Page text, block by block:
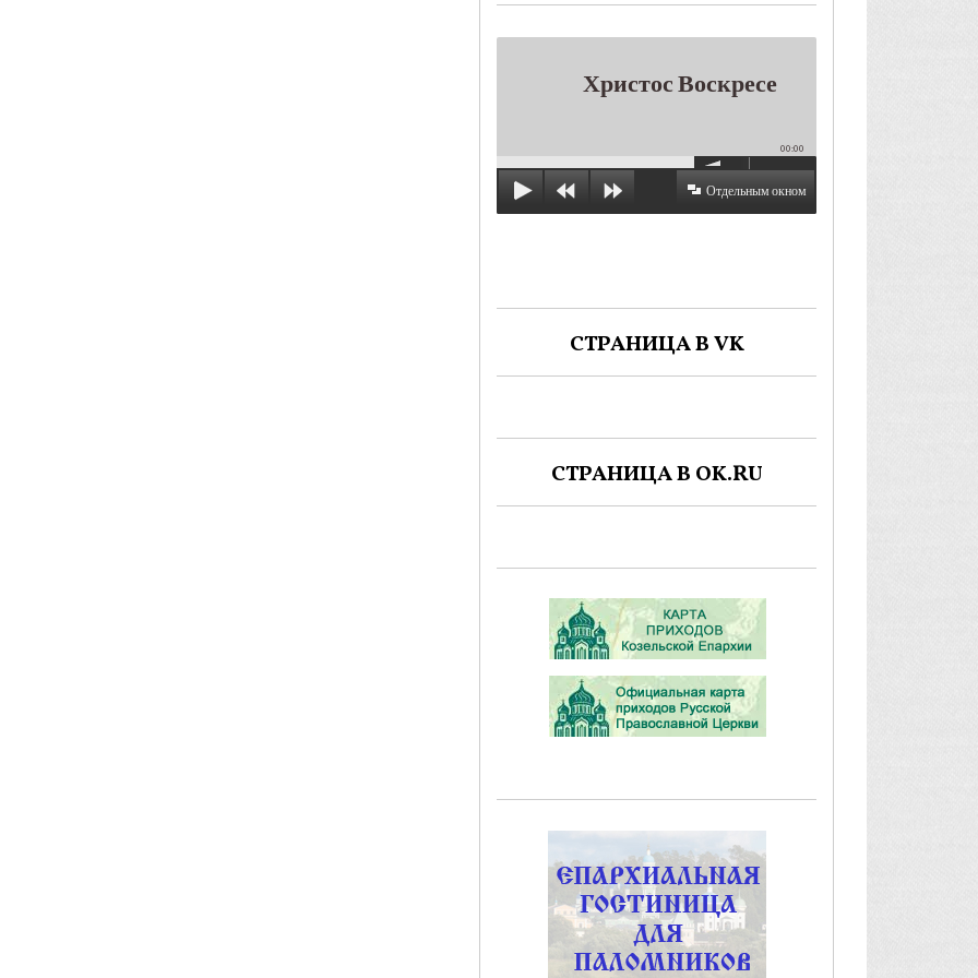
Христос Воскресе
00:00
Отдельным окном
СТРАНИЦА В VK
СТРАНИЦА В OK.RU